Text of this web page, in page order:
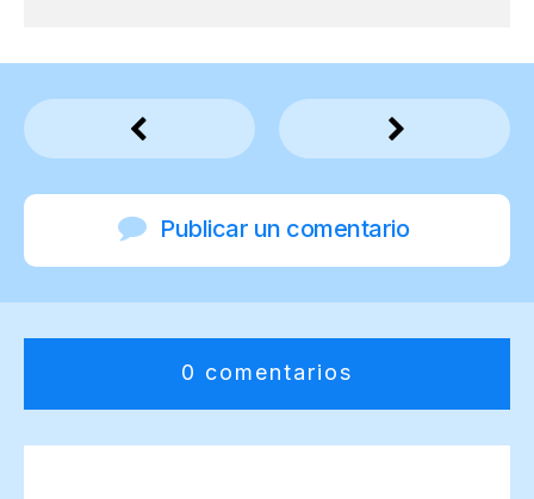
Publicar un comentario
0 comentarios